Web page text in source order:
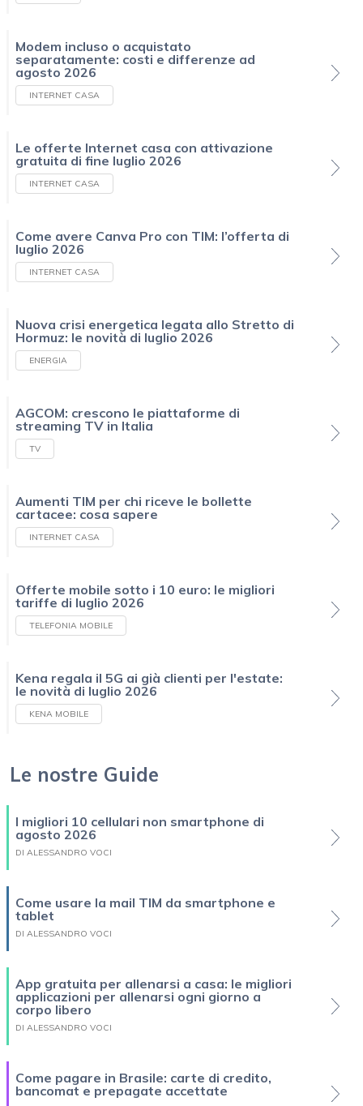
Modem incluso o acquistato
separatamente: costi e differenze ad
agosto 2026
INTERNET CASA
Le offerte Internet casa con attivazione
gratuita di fine luglio 2026
INTERNET CASA
Come avere Canva Pro con TIM: l’offerta di
luglio 2026
INTERNET CASA
Nuova crisi energetica legata allo Stretto di
Hormuz: le novità di luglio 2026
ENERGIA
AGCOM: crescono le piattaforme di
streaming TV in Italia
TV
Aumenti TIM per chi riceve le bollette
cartacee: cosa sapere
INTERNET CASA
Offerte mobile sotto i 10 euro: le migliori
tariffe di luglio 2026
TELEFONIA MOBILE
Kena regala il 5G ai già clienti per l'estate:
le novità di luglio 2026
KENA MOBILE
Le nostre Guide
I migliori 10 cellulari non smartphone di
agosto 2026
DI ALESSANDRO VOCI
Come usare la mail TIM da smartphone e
tablet
DI ALESSANDRO VOCI
App gratuita per allenarsi a casa: le migliori
applicazioni per allenarsi ogni giorno a
corpo libero
DI ALESSANDRO VOCI
Come pagare in Brasile: carte di credito,
bancomat e prepagate accettate